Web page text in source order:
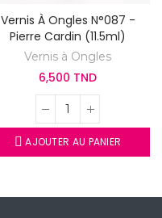
Vernis À Ongles N°087 -
Pierre Cardin (11.5ml)
Vernis à Ongles
6,500 TND
AJOUTER AU PANIER